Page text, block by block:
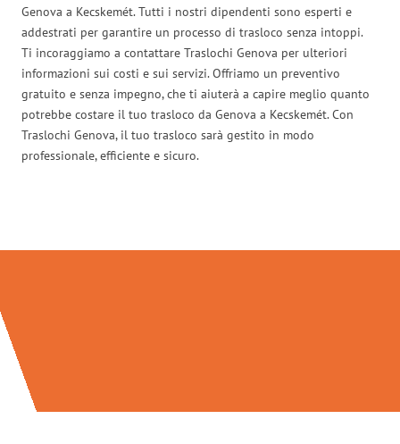
Genova a Kecskemét. Tutti i nostri dipendenti sono esperti e
addestrati per garantire un processo di trasloco senza intoppi.
Ti incoraggiamo a contattare Traslochi Genova per ulteriori
informazioni sui costi e sui servizi. Offriamo un preventivo
gratuito e senza impegno, che ti aiuterà a capire meglio quanto
potrebbe costare il tuo trasloco da Genova a Kecskemét. Con
Traslochi Genova, il tuo trasloco sarà gestito in modo
professionale, efficiente e sicuro.